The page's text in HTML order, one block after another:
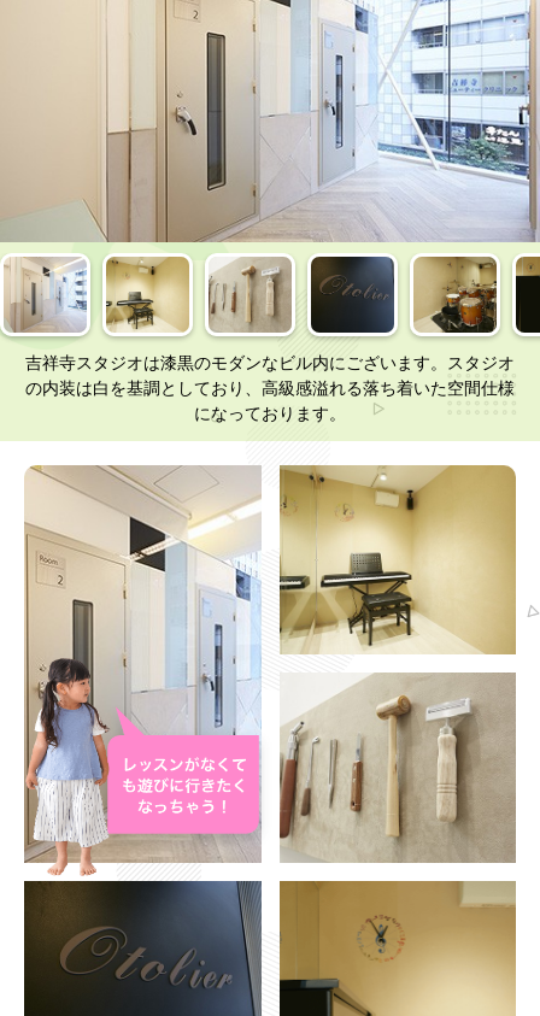
吉祥寺スタジオは漆黒のモダンなビル内にございます。スタジオ
の内装は白を基調としており、高級感溢れる落ち着いた空間仕様
になっております。